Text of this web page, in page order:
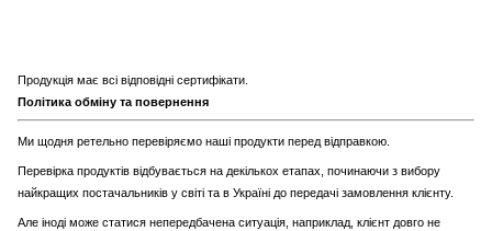
Продукція має всі відповідні сертифікати.
Політика обміну та повернення
Ми щодня ретельно перевіряємо наші продукти перед відправкою.
Перевірка продуктів відбувається на декількох етапах, починаючи з вибору
найкращих постачальників у світі та в Україні до передачі замовлення клієнту.
Але іноді може статися непередбачена ситуація, наприклад, клієнт довго не